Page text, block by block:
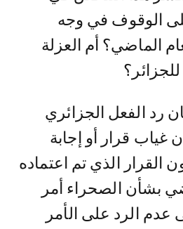
الوقوف في وجه
الماضي؟ أم العزلة
للجزائر؟
رد الفعل الجزائري
غياب قرار أو إجابة
الذي تم اعتماده
بشأن الصحراء أمر
عدم الرد على الأمر